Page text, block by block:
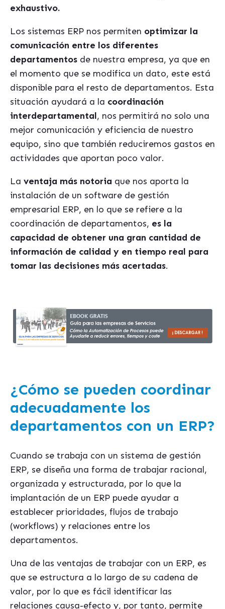
exhaustivo.
Los sistemas ERP nos permiten optimizar la
comunicación entre los diferentes
departamentos de nuestra empresa, ya que en
el momento que se modifica un dato, este está
disponible para el resto de departamentos. Esta
situación ayudará a la coordinación
interdepartamental, nos permitirá no solo una
mejor comunicación y eficiencia de nuestro
equipo, sino que también reduciremos gastos en
actividades que aportan poco valor.
La ventaja más notoria que nos aporta la
instalación de un software de gestión
empresarial ERP, en lo que se refiere a la
coordinación de departamentos, es la
capacidad de obtener una gran cantidad de
información de calidad y en tiempo real para
tomar las decisiones más acertadas.
¿Cómo se pueden coordinar
adecuadamente los
departamentos con un ERP?
Cuando se trabaja con un sistema de gestión
ERP, se diseña una forma de trabajar racional,
organizada y estructurada, por lo que la
implantación de un ERP puede ayudar a
establecer prioridades, flujos de trabajo
(workflows) y relaciones entre los
departamentos.
Una de las ventajas de trabajar con un ERP, es
que se estructura a lo largo de su cadena de
valor, por lo que es fácil identificar las
relaciones causa-efecto y, por tanto, permite